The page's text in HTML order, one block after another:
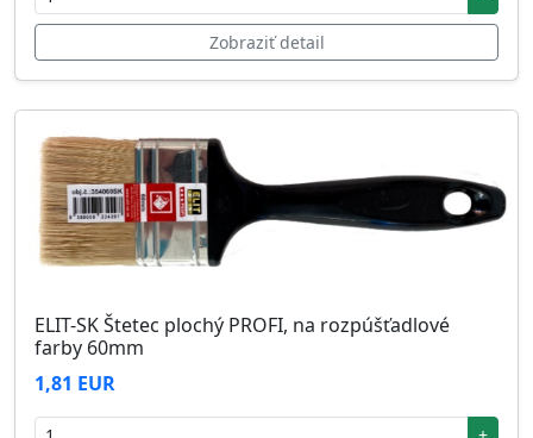
Zobraziť detail
ELIT-SK Štetec plochý PROFI, na rozpúšťadlové
farby 60mm
1,81 EUR